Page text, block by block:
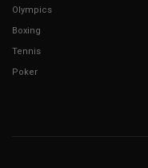
Olympics
Boxing
Tennis
Poker